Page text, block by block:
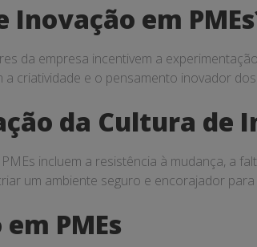
em
da empresa incentivem a
criatividade e o pensamento inovador
da Cultura de
incluem a resistência à mudança, a
um ambiente seguro e encorajador para
PMEs